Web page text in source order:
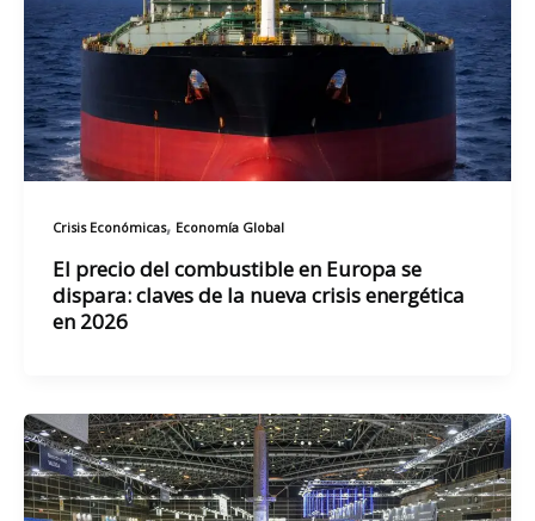
Crisis Económicas, Economía Global
El precio del combustible en Europa se
dispara: claves de la nueva crisis energética
en 2026